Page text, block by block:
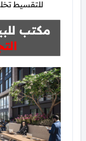
للتقسيط
مكتب